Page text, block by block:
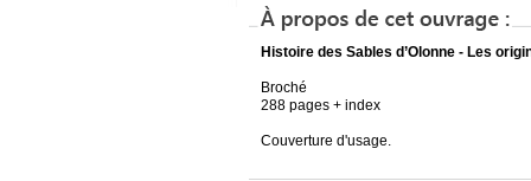
Histoire des Sables d’Olonne - Les
Broché
288 pages + index
Couverture d'usage.